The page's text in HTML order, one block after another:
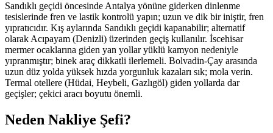
Sandıklı geçidi öncesinde Antalya yönüne giderken dinlenme
tesislerinde fren ve lastik kontrolü yapın; uzun ve dik bir iniştir, fren
yıpratıcıdır. Kış aylarında Sandıklı geçidi kapanabilir; alternatif
olarak Acıpayam (Denizli) üzerinden geçiş kullanılır. İscehisar
mermer ocaklarına giden yan yollar yüklü kamyon nedeniyle
yıpranmıştır; binek araç dikkatli ilerlemeli. Bolvadin-Çay arasında
uzun düz yolda yüksek hızda yorgunluk kazaları sık; mola verin.
Termal otellere (Hüdai, Heybeli, Gazlıgöl) giden yollarda dar
geçişler; çekici aracı boyutu önemli.
Neden Nakliye Şefi?